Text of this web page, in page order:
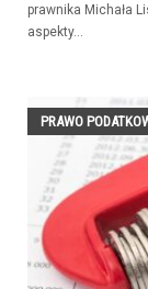
prawnika Michała
aspekty...
PRAWO